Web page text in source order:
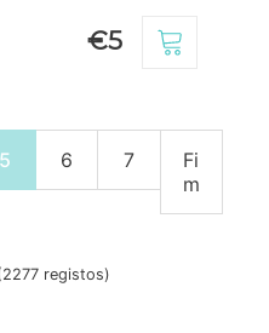
€5
5 6 7
Fi
m
registos)